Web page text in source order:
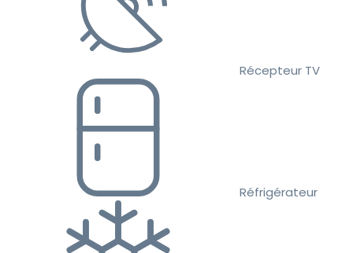
Récepteur TV
Réfrigérateur